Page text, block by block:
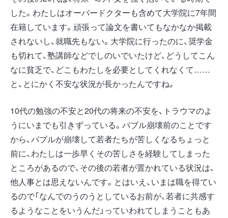
した。わたしはオーバードクターも含めて大学院に7年間
在籍しています。頑張って論文を書いてもなかなか掲載
されないし、就職先もない。大学院に行ったのに、奨学金
も切れて、塾講師などでしのいでいたけど、どうしてこん
なに貧乏で、どこもわたしを必要としてくれなくて……
と、とにかく不安な状況が長かったんですね。
10代の勉強の不安と20代の将来の不安を、トラウマのよ
うにいまでも引きずっている。バブル崩壊前のことです
から、バブルが崩壊して若者たちが苦しくなるちょっと
前に、わたしは一歩早くその苦しさを経験してしまった
ところがあるので、その後の若者が置かれている状況は、
他人事とは思えないんです。とはいえ、いまは職を得てい
るので「なんでのうのうとしているお前が、若者に共感す
るようなことをいうんだ」っていわれてしまうこともあ